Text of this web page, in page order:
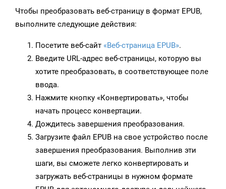
Чтобы преобразовать веб-страницу в формат EPUB,
выполните следующие действия:
Посетите веб-сайт «Веб-страница EPUB».
Введите URL-адрес веб-страницы, которую вы
хотите преобразовать, в соответствующее поле
ввода.
Нажмите кнопку «Конвертировать», чтобы
начать процесс конвертации.
Дождитесь завершения преобразования.
Загрузите файл EPUB на свое устройство после
завершения преобразования. Выполнив эти
шаги, вы сможете легко конвертировать и
загружать веб-страницы в нужном формате